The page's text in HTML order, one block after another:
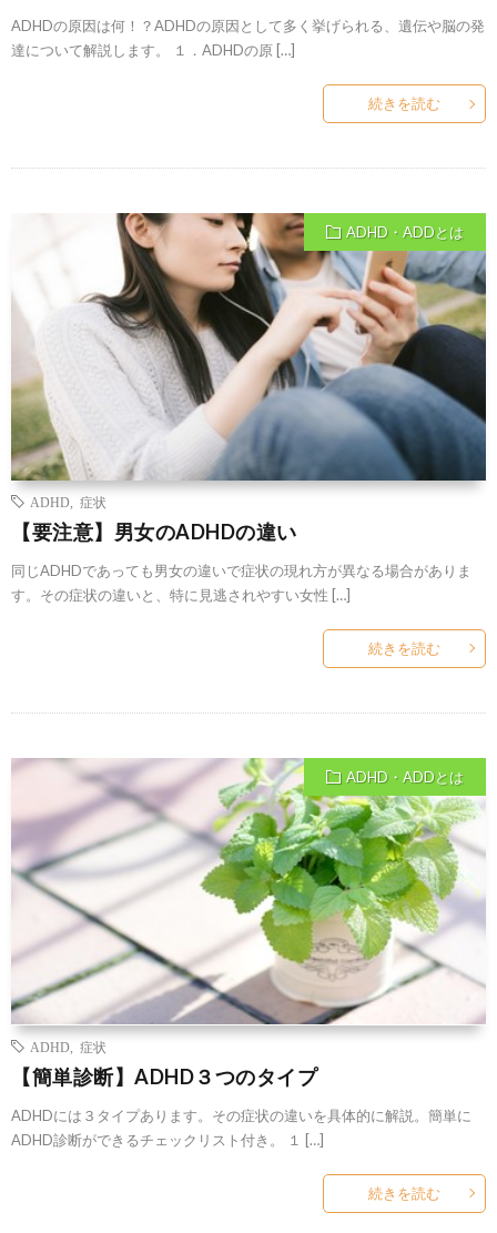
ADHDの原因は何！？ADHDの原因として多く挙げられる、遺伝や脳の発
達について解説します。 １．ADHDの原 […]
続きを読む
ADHD・ADDとは
ADHD 症状
【要注意】男女のADHDの違い
同じADHDであっても男女の違いで症状の現れ方が異なる場合がありま
す。その症状の違いと、特に見逃されやすい女性 […]
続きを読む
ADHD・ADDとは
ADHD 症状
【簡単診断】ADHD３つのタイプ
ADHDには３タイプあります。その症状の違いを具体的に解説。簡単に
ADHD診断ができるチェックリスト付き。 １ […]
続きを読む